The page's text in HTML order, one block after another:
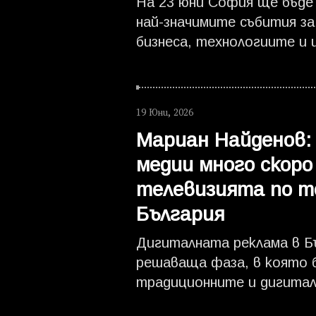
На 23 юни София ще бъде
най-значимите събития
бизнеса, технологиите и
една сцена водещи
и иноватори, за да
трансформира
двигателите на растежа
години. Денят ще
Webit Changemakers Gala
отличи личностите и
създаващи реална
19 Юни, 2026
Мариан
медии много
телевизията по
България
Дигиталната реклама в
решаваща фаза, в която
традиционните и